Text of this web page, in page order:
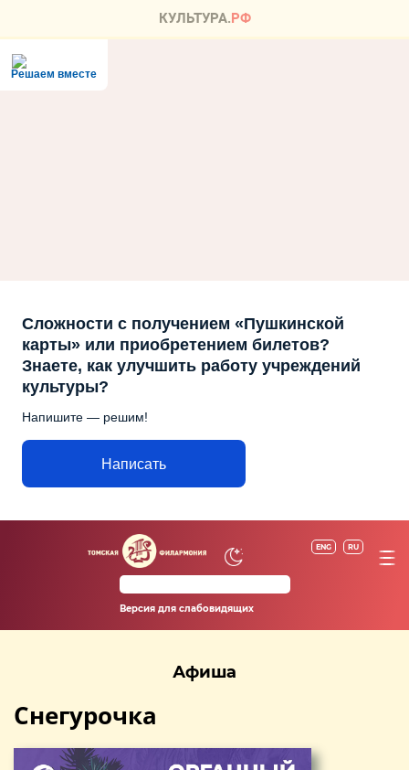
Решаем вместе
Сложности с получением «Пушкинской
карты» или приобретением билетов?
Знаете, как улучшить работу учреждений
культуры?
Напишите — решим!
Написать
ENG RU
Версия для слабовидящих
Афиша
Снегурочка